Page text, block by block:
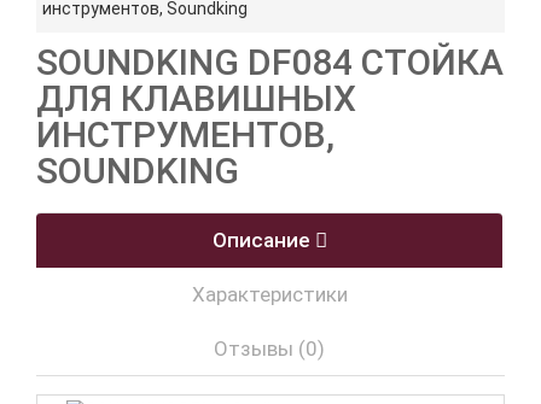
инструментов, Soundking
SOUNDKING DF084 СТОЙКА
ДЛЯ КЛАВИШНЫХ
ИНСТРУМЕНТОВ,
SOUNDKING
Описание
Характеристики
Отзывы (0)